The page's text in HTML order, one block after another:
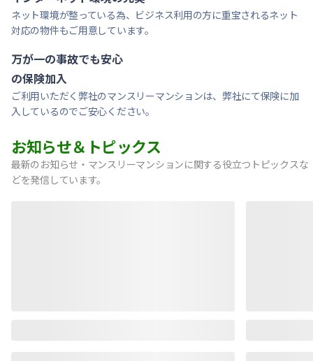
ネット環境が整っている為、ビジネス利用の方に重宝されるネット
対応の物件もご用意しています。
万が一の事故でも安心
の保険加入
ご利用いただく弊社のマンスリーマンションは、弊社にて保険に加
入しているのでご安心ください。
お知らせ＆トピックス
最新のお知らせ・マンスリーマンションに関する役立つトピックスな
どを発信しています。